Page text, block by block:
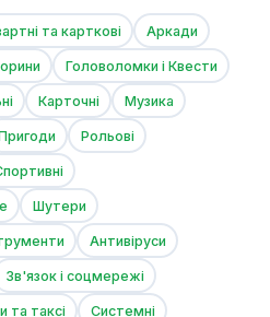
та карткові Аркади
Головоломки і Квести
Карточні Музика
Рольові
Шутери
Антивіруси
Зв'язок і соцмережі
та таксі Системні